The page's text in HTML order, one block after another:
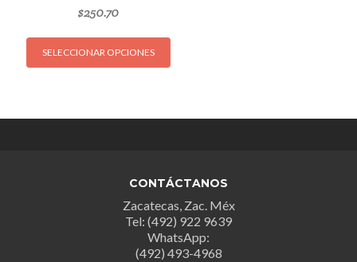
$250.70
SELECCIONAR OPCIONES
Este
pueden
elegir
en
la
CONTÁCTANOS
Zacatecas, Zac. Méx
Tel: (492) 922 9639
WhatsApp:
(492) 493-4968